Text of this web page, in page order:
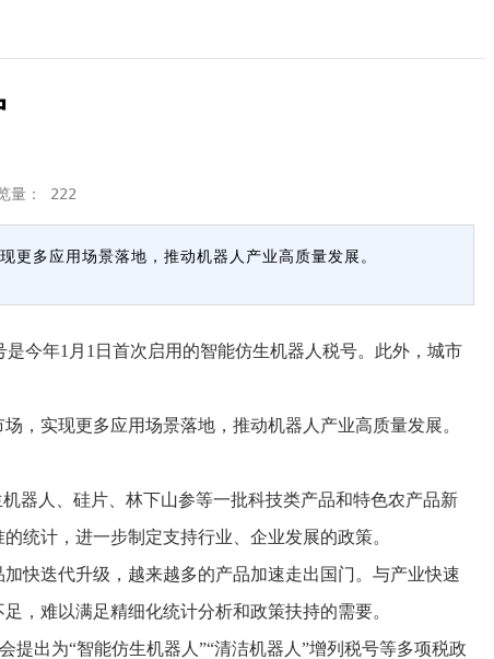
量： 222
多应用场景落地，推动机器人产业高质量发展。
今年1月1日首次启用的智能仿生机器人税号。此外，城市
实现更多应用场景落地，推动机器人产业高质量发展。
器人、硅片、林下山参等一批科技类产品和特色农产品新
统计，进一步制定支持行业、企业发展的政策。
快迭代升级，越来越多的产品加速走出国门。与产业快速
，难以满足精细化统计分析和政策扶持的需要。
出为“智能仿生机器人”“清洁机器人”增列税号等多项税政